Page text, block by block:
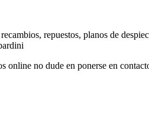
repuestos, planos de
online no dude en ponerse en